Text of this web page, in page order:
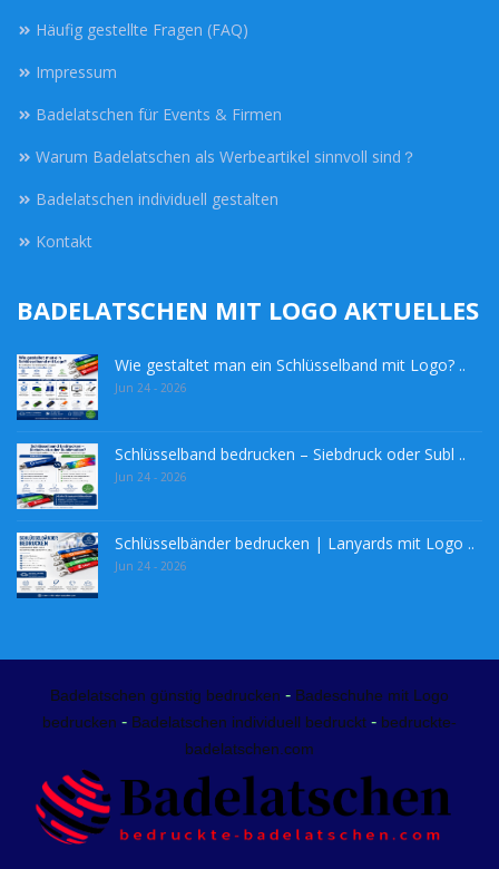
Häufig gestellte Fragen (FAQ)
Impressum
Badelatschen für Events & Firmen
Warum Badelatschen als Werbeartikel sinnvoll sind？
Badelatschen individuell gestalten
Kontakt
BADELATSCHEN MIT LOGO AKTUELLES
Wie gestaltet man ein Schlüsselband mit Logo? ..
Jun 24 - 2026
Schlüsselband bedrucken – Siebdruck oder Subl ..
Jun 24 - 2026
Schlüsselbänder bedrucken | Lanyards mit Logo ..
Jun 24 - 2026
Badelatschen günstig bedrucken - Badeschuhe mit Logo
bedrucken - Badelatschen individuell bedruckt - bedruckte-
badelatschen.com